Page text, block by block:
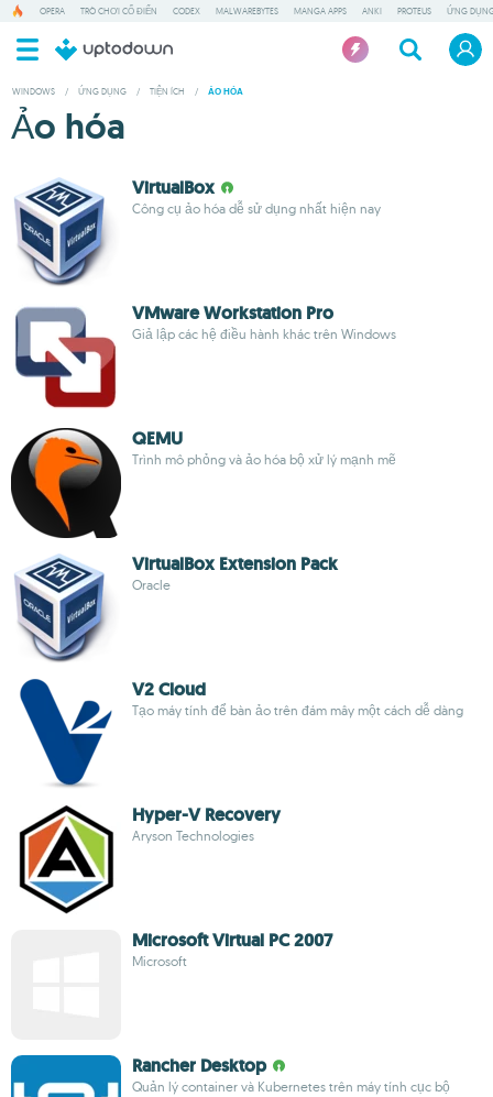
OPERA TRÒ CHƠI CỔ ĐIỂN CODEX MALWAREBYTES MANGA APPS ANKI PROTEUS ỨNG
WINDOWS / ỨNG DỤNG / TIỆN ÍCH / ẢO HÓA
Ảo hóa
VirtualBox
Công cụ ảo hóa dễ sử dụng nhất hiện nay
VMware Workstation Pro
Giả lập các hệ điều hành khác trên Windows
QEMU
Trình mô phỏng và ảo hóa bộ xử lý mạnh mẽ
VirtualBox Extension Pack
Oracle
V2 Cloud
Tạo máy tính để bàn ảo trên đám mây một cách dễ dàng
Hyper-V Recovery
Aryson Technologies
Microsoft Virtual PC 2007
Microsoft
Rancher Desktop
Quản lý container và Kubernetes trên máy tính cục bộ